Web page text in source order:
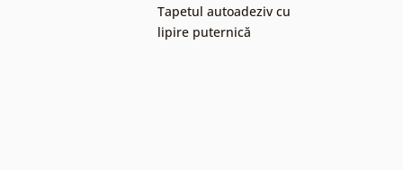
Tapetul autoadeziv cu
lipire puternică